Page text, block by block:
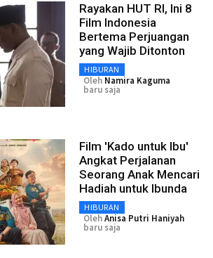
Rayakan HUT RI, Ini 8
Film Indonesia
Bertema Perjuangan
yang Wajib Ditonton
HIBURAN
Oleh Namira Kaguma
baru saja
Film 'Kado untuk Ibu'
Angkat Perjalanan
Seorang Anak Mencari
Hadiah untuk Ibunda
HIBURAN
OlehAnisa Putri Haniyah
baru saja